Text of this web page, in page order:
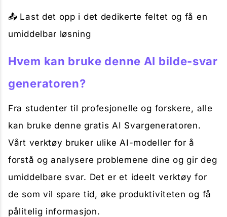
📤 Last det opp i det dedikerte feltet og få en
umiddelbar løsning
Hvem kan bruke denne AI bilde-svar
generatoren?
Fra studenter til profesjonelle og forskere, alle
kan bruke denne gratis AI Svargeneratoren.
Vårt verktøy bruker ulike AI-modeller for å
forstå og analysere problemene dine og gir deg
umiddelbare svar. Det er et ideelt verktøy for
de som vil spare tid, øke produktiviteten og få
pålitelig informasjon.